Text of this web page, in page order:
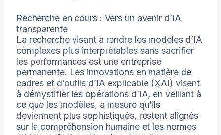
Recherche en cours : Vers un avenir d’IA
transparente
La recherche visant à rendre les modèles d’IA
complexes plus interprétables sans sacrifier
les performances est une entreprise
permanente. Les innovations en matière de
cadres et d’outils d’IA explicable (XAI) visent
à démystifier les opérations d’IA, en veillant à
ce que les modèles, à mesure qu’ils
deviennent plus sophistiqués, restent alignés
sur la compréhension humaine et les normes